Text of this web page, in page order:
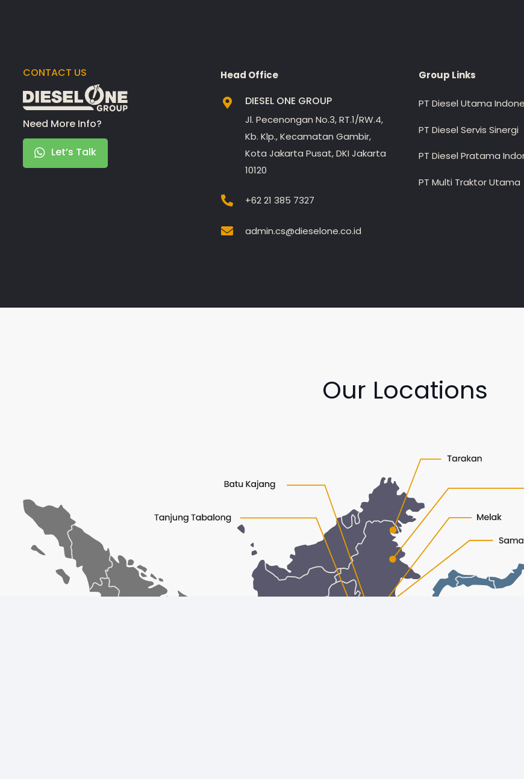
CONTACT US
Need More Info?
Let’s Talk
Head Office
DIESEL ONE GROUP
Jl. Pecenongan No.3, RT.1/RW.4,
Kb. Klp., Kecamatan Gambir,
Kota Jakarta Pusat, DKI Jakarta
10120
+62 21 385 7327
admin.cs@dieselone.co.id
Group Links
PT Diesel Utama
PT Diesel Servis Sinergi
PT Diesel Pratama
PT Multi Traktor Utama
Our Locations